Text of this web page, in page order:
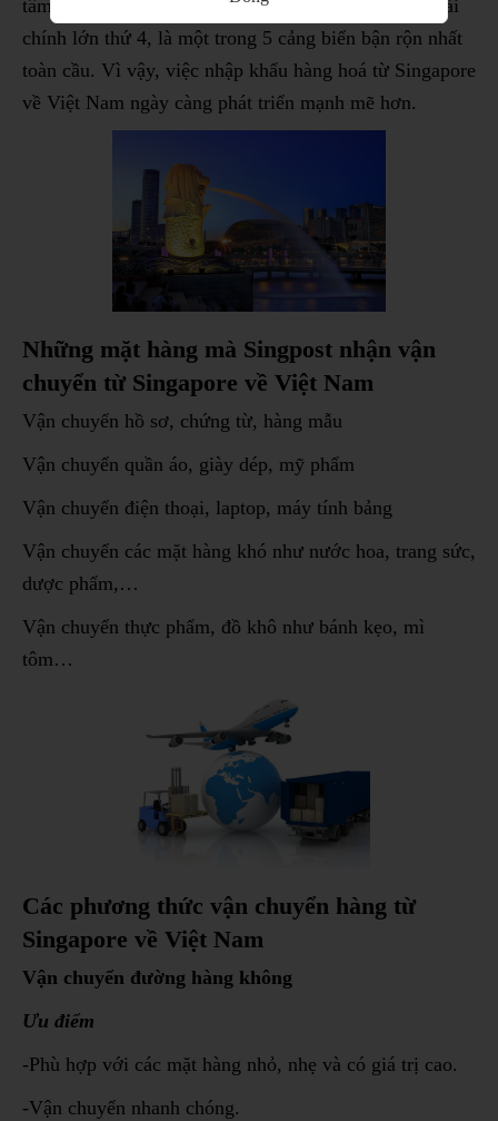
tâm thương mại lớn nhất của thế giới, là trung tâm tài
chính lớn thứ 4, là một trong 5 cảng biển bận rộn nhất
toàn cầu. Vì vậy, việc nhập khẩu hàng hoá từ Singapore
về Việt Nam ngày càng phát triển mạnh mẽ hơn.
Những mặt hàng mà Singpost nhận vận
chuyển từ Singapore về Việt Nam
Vận chuyển hồ sơ, chứng từ, hàng mẫu
Vận chuyển quần áo, giày dép, mỹ phẩm
Vận chuyển điện thoại, laptop, máy tính bảng
Vận chuyển các mặt hàng khó như nước hoa, trang sức,
dược phẩm,…
Vận chuyển thực phẩm, đồ khô như bánh kẹo, mì
tôm…
Các phương thức vận chuyển hàng từ
Singapore về Việt Nam
Vận chuyển đường hàng không
Ưu điểm
-Phù hợp với các mặt hàng nhỏ, nhẹ và có giá trị cao.
-Vận chuyển nhanh chóng.